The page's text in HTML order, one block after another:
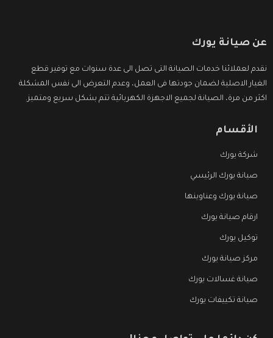
عن صيانة يورك
نقدم لعملائنا خدمات الصيانة التى تصل الى عدة سنوات مع توفير قطع
الغيار الاصلية لضمان جودتها فى العمل، وعدم التعرض الى نفس المشكلة
اكثر من مرة، الصيانة لجميع الاجهزة الكهربائية تتم بشكل سريع ومتميز.
الأقسام
شركة يورك
صيانة يورك الرئيسي
صيانة يورك وعناوينها
ارقام صيانة يورك
توكيل يورك
مركز صيانة يورك
صيانة غسالات يورك
صيانة تكييفات يورك